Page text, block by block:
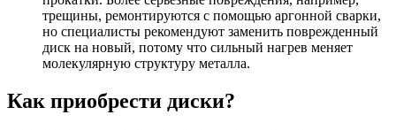
трещины, ремонтируются с помощью аргонной сварки,
но специалисты рекомендуют заменить поврежденный
диск на новый, потому что сильный нагрев меняет
молекулярную структуру металла.
Как приобрести диски?